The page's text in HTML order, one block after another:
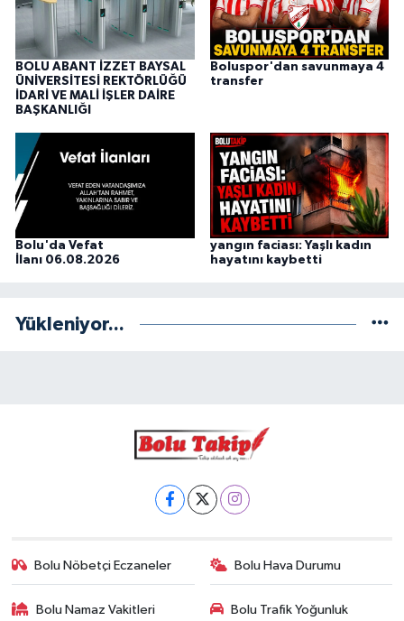
BOLU ABANT İZZET BAYSAL
ÜNİVERSİTESİ REKTÖRLÜĞÜ
İDARİ VE MALİ İŞLER DAİRE
BAŞKANLIĞI
Boluspor'dan savunmaya 4
transfer
Bolu'da Vefat
İlanı 06.08.2026
yangın faciası: Yaşlı kadın
hayatını kaybetti
Yükleniyor...
Bolu Nöbetçi Eczaneler Bolu Hava Durumu
Bolu Namaz Vakitleri
Bolu Trafik Yoğunluk